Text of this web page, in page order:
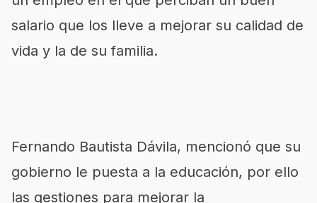
salario que los lleve a mejorar su calidad de
vida y la de su familia.
Fernando Bautista Dávila, mencionó que su
gobierno le puesta a la educación, por ello
las gestiones para mejorar la